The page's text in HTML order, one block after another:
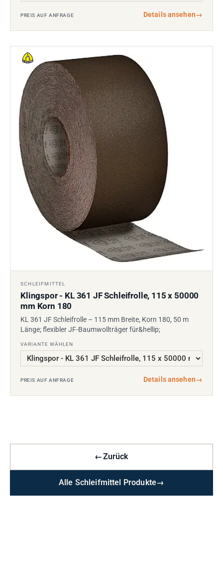
PREIS AUF ANFRAGE Details ansehen→
SCHLEIFMITTEL
Klingspor - KL 361 JF Schleifrolle, 115 x 50000
mm Korn 180
KL 361 JF Schleifrolle – 115 mm Breite, Korn 180, 50 m
Länge; flexibler JF-Baumwollträger für&hellip;
VARIANTE WÄHLEN
PREIS AUF ANFRAGE Details ansehen→
←Zurück
Alle Schleifmittel Produkte→